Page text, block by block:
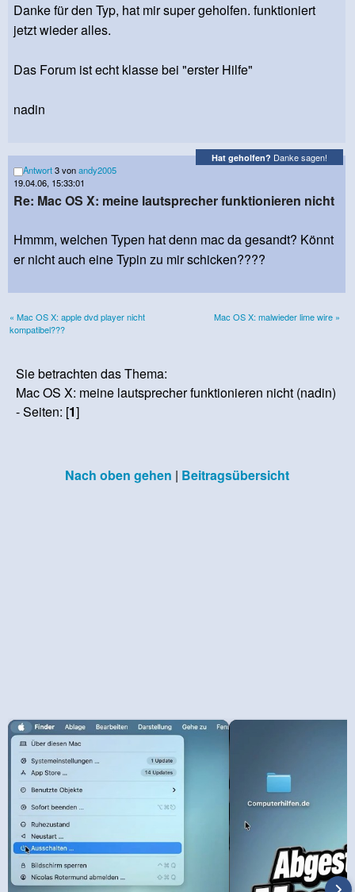
Danke für den Typ, hat mir super geholfen. funktioniert
jetzt wieder alles.
Das Forum ist echt klasse bei "erster Hilfe"
nadin
Hat geholfen? Danke sagen!
Antwort3 vonandy2005
19.04.06, 15:33:01
Re: Mac OS X: meine lautsprecher funktionieren nicht
Hmmm, welchen Typen hat denn mac da gesandt? Könnt
er nicht auch eine Typin zu mir schicken????
« Mac OS X: apple dvd player nicht
kompatibel???
Mac OS X: malwieder lime wire »
Sie betrachten das Thema:
Mac OS X: meine lautsprecher funktionieren nicht (nadin)
- Seiten: [1]
Nach oben gehen | Beitragsübersicht